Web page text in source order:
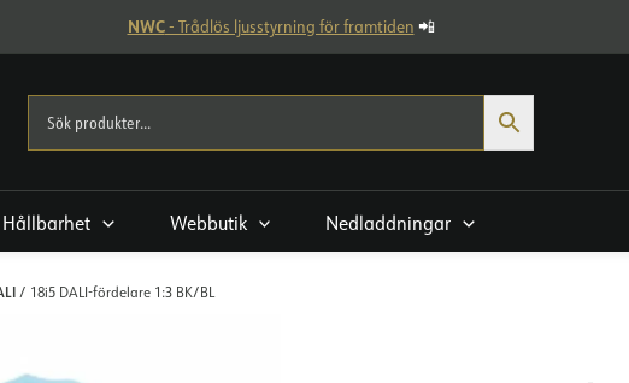
NWC- Trådlös ljusstyrning för framtiden 📲
Hållbarhet Webbutik Nedladdningar
/ 18i5 DALI-fördelare 1:3 BK/BL